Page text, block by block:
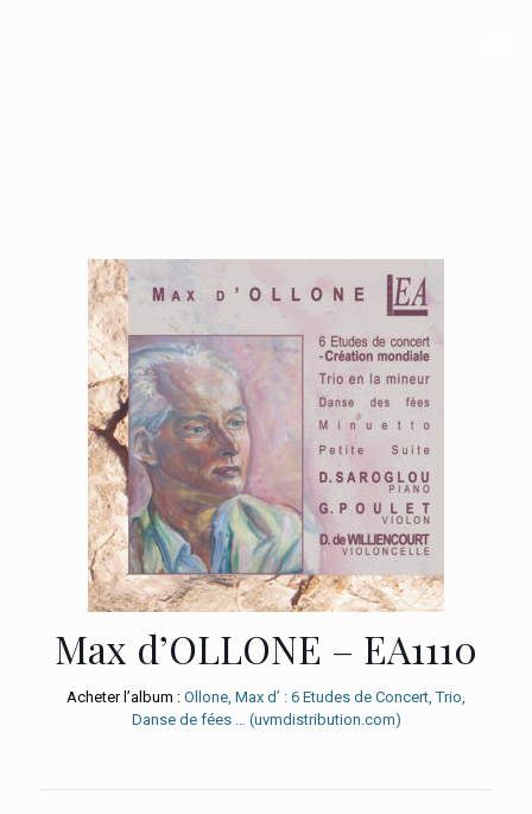
Max d’OLLONE – EA1110
Acheter l’album : Ollone, Max d’ : 6 Etudes de Concert, Trio,
Danse de fées … (uvmdistribution.com)